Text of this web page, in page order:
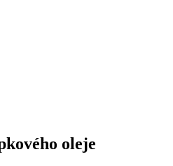
oleje